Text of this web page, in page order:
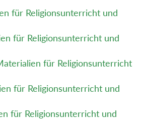
für Religionsunterricht und
für Religionsunterricht und
für Religionsunterricht
für Religionsunterricht und
für Religionsunterricht und